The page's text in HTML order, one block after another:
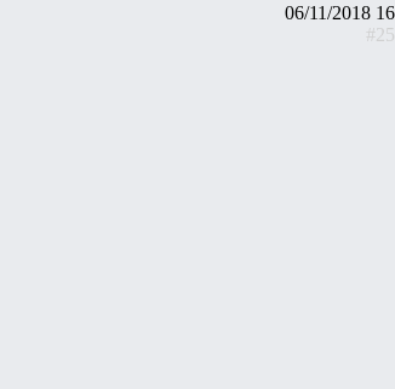
06/11/2018